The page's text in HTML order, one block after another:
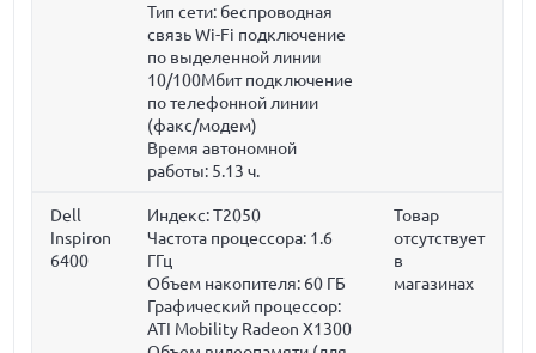
Тип сети: беспроводная
связь Wi-Fi подключение
по выделенной линии
10/100Мбит подключение
по телефонной линии
(факс/модем)
Время автономной
работы: 5.13 ч.
Dell
Inspiron
6400
Индекс: T2050
Частота процессора: 1.6
ГГц
Объем накопителя: 60 ГБ
Графический процессор:
ATI Mobility Radeon X1300
Товар
отсутствует
в
магазинах